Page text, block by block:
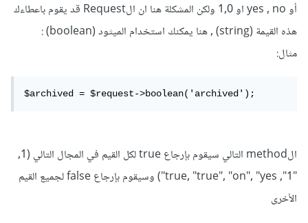
أو yes , no او 1,0 ولكن المشكلة هنا ان الRequest قد يقوم باعطاءك
هذه القيمة (string) , هنا يمكنك استخدام الميثود (boolean) :
مثال:
الmethod التالي سيقوم بإرجاع true لكل القيم في المجال التالي (1,
"1", true, "true", "on", "yes") وسيقوم بإرجاع false لجميع القيم
الأخرى